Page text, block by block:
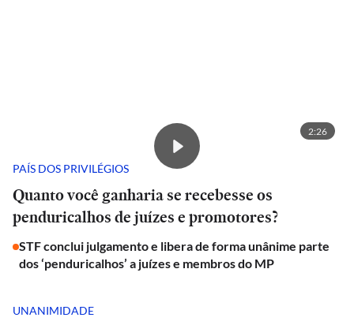
2:26
PAÍS DOS PRIVILÉGIOS
Quanto você ganharia se recebesse os
penduricalhos de juízes e promotores?
STF conclui julgamento e libera de forma unânime parte
dos ‘penduricalhos’ a juízes e membros do MP
UNANIMIDADE